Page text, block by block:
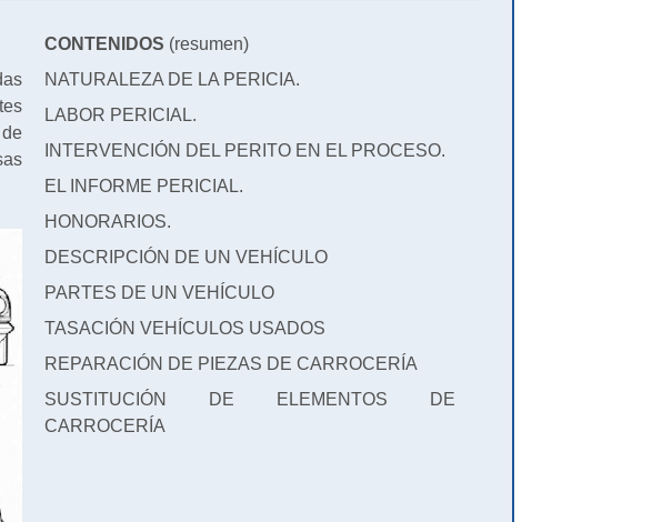
CONTENIDOS (resumen)
NATURALEZA DE LA PERICIA.
LABOR PERICIAL.
INTERVENCIÓN DEL PERITO EN EL PROCESO.
EL INFORME PERICIAL.
HONORARIOS.
DESCRIPCIÓN DE UN VEHÍCULO
PARTES DE UN VEHÍCULO
TASACIÓN VEHÍCULOS USADOS
REPARACIÓN DE PIEZAS DE CARROCERÍA
SUSTITUCIÓN DE ELEMENTOS DE
CARROCERÍA